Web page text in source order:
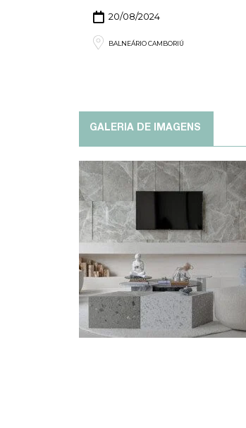
20/08/2024
BALNEÁRIO CAMBORIÚ
GALERIA DE IMAGENS